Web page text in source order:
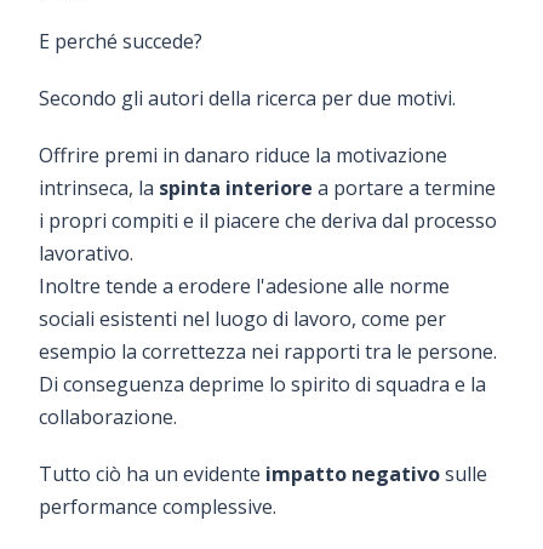
E perché succede?
Secondo gli autori della ricerca per due motivi.
Offrire premi in danaro riduce la motivazione
intrinseca, la spinta interiore a portare a termine
i propri compiti e il piacere che deriva dal processo
lavorativo.
Inoltre tende a erodere l'adesione alle norme
sociali esistenti nel luogo di lavoro, come per
esempio la correttezza nei rapporti tra le persone.
Di conseguenza deprime lo spirito di squadra e la
collaborazione.
Tutto ciò ha un evidente impatto negativosulle
performance complessive.